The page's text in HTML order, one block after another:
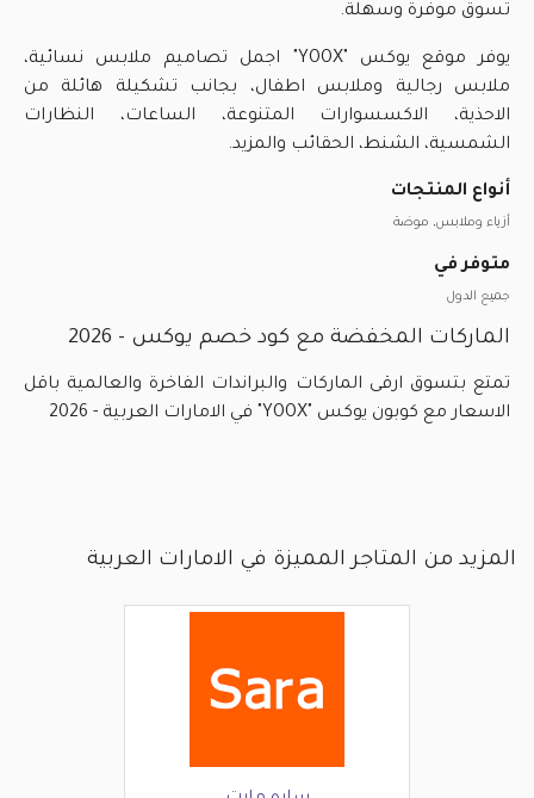
تسوق موفرة وسهلة.
يوفر موقع يوكس "YOOX" اجمل تصاميم ملابس نسائية،
ملابس رجالية وملابس اطفال، بجانب تشكيلة هائلة من
الاحذية، الاكسسوارات المتنوعة، الساعات، النظارات
الشمسية، الشنط، الحقائب والمزيد.
أنواع المنتجات
أزياء وملابس, موضة
متوفر في
جميع الدول
الماركات المخفضة مع كود خصم يوكس - 2026
تمتع بتسوق ارقى الماركات والبراندات الفاخرة والعالمية باقل
الاسعار مع كوبون يوكس "YOOX" في الامارات العربية - 2026
المزيد من المتاجر المميزة في الامارات العربية